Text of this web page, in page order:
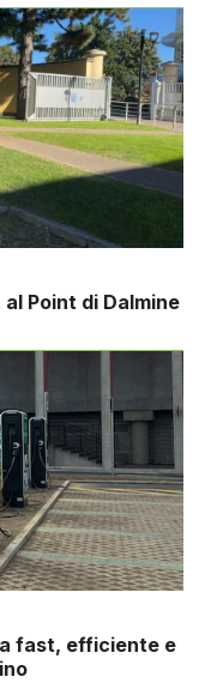
Point di Dalmine
fast, efficiente e